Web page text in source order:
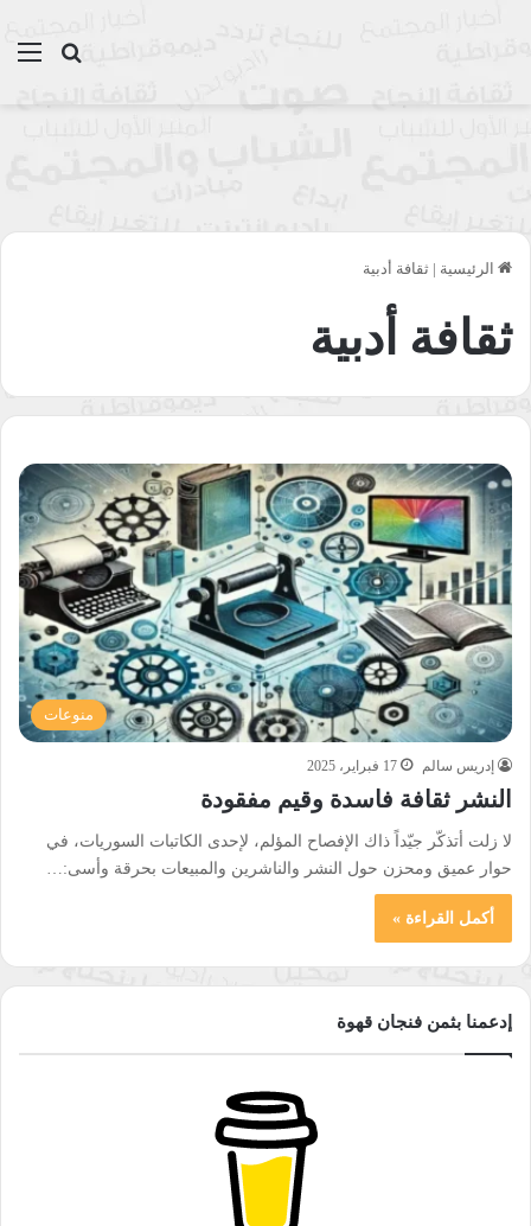
بحث
الرئيسية | ثقافة أدبية
ثقافة أدبية
منوعات
إدريس سالم 17 فبراير، 2025
النشر ثقافة فاسدة وقيم مفقودة
لا زلت أتذكّر جيّداً ذاك الإفصاح المؤلم، لإحدى الكاتبات السوريات، في
حوار عميق ومحزن حول النشر والناشرين والمبيعات بحرقة وأسى:…
أكمل القراءة »
إدعمنا بثمن فنجان قهوة